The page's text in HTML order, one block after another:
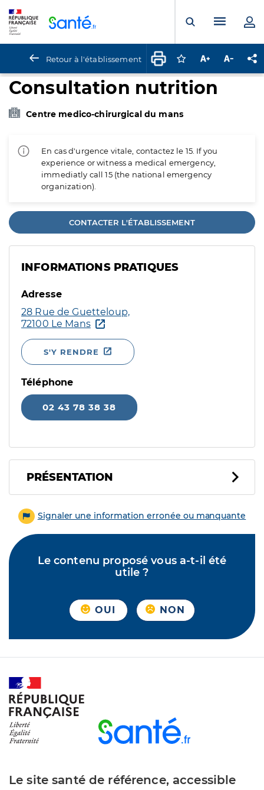
Ouvrir laMenu
Retour à l'établissement Connectez-vous
Augmenter la
Consultation nutrition
Centre medico-chirurgical du mans
En cas d'urgence vitale, contactez le 15. If you
experience or witness a medical emergency,
immediatly call 15 (the national emergency
organization).
CONTACTER L'ÉTABLISSEMENT
INFORMATIONS PRATIQUES
Adresse
28 Rue de Guetteloup,
72100 Le Mans
S'Y RENDRE
Téléphone
02 43 78 38 38
PRÉSENTATION
Signaler une information erronée ou manquante
Le contenu proposé vous a-t-il été
utile ?
OUI NON
Le site santé de référence, accessible